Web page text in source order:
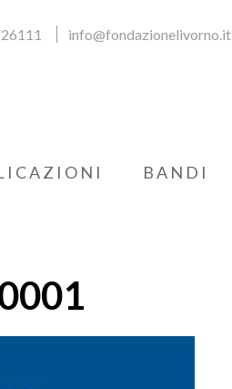
info@fondazionelivorno.it
BANDI